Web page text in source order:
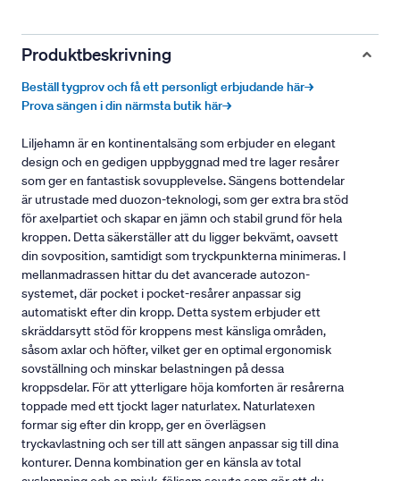
Produktbeskrivning
Beställ tygprov och få ett personligt erbjudande här→
Prova sängen i din närmsta butik här→
Liljehamn är en kontinentalsäng som erbjuder en elegant
design och en gedigen uppbyggnad med tre lager resårer
som ger en fantastisk sovupplevelse. Sängens bottendelar
är utrustade med duozon-teknologi, som ger extra bra stöd
för axelpartiet och skapar en jämn och stabil grund för hela
kroppen. Detta säkerställer att du ligger bekvämt, oavsett
din sovposition, samtidigt som tryckpunkterna minimeras. I
mellanmadrassen hittar du det avancerade autozon-
systemet, där pocket i pocket-resårer anpassar sig
automatiskt efter din kropp. Detta system erbjuder ett
skräddarsytt stöd för kroppens mest känsliga områden,
såsom axlar och höfter, vilket ger en optimal ergonomisk
sovställning och minskar belastningen på dessa
kroppsdelar. För att ytterligare höja komforten är resårerna
toppade med ett tjockt lager naturlatex. Naturlatexen
formar sig efter din kropp, ger en överlägsen
tryckavlastning och ser till att sängen anpassar sig till dina
konturer. Denna kombination ger en känsla av total